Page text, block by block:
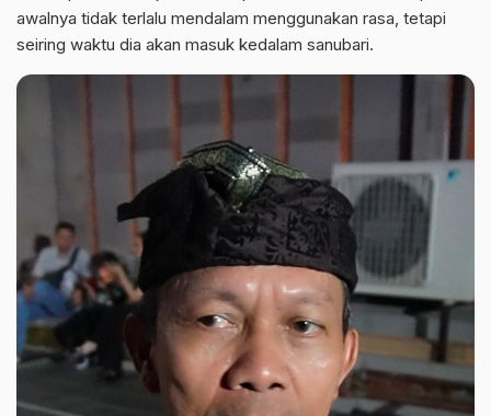
awalnya tidak terlalu mendalam menggunakan rasa, tetapi
seiring waktu dia akan masuk kedalam sanubari.